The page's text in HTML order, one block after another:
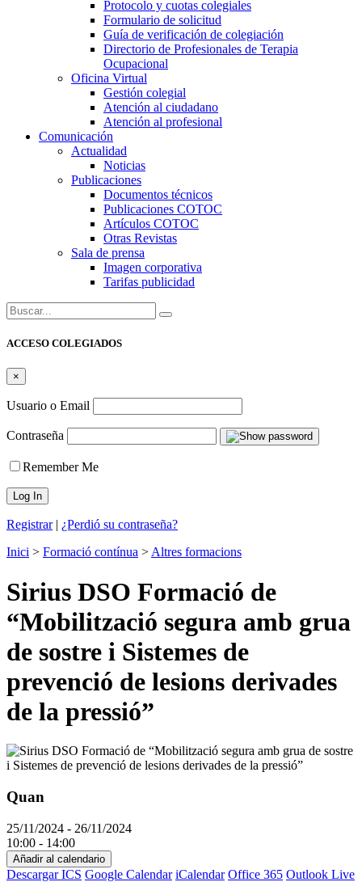
Protocolo y cuotas colegiales
Formulario de solicitud
Guía de verificación de colegiación
Directorio de Profesionales de Terapia
Ocupacional
Oficina Virtual
Gestión colegial
Atención al ciudadano
Atención al profesional
Comunicación
Actualidad
Noticias
Publicaciones
Documentos técnicos
Publicaciones COTOC
Artículos COTOC
Otras Revistas
Sala de prensa
Imagen corporativa
Tarifas publicidad
Buscar:
ACCESO COLEGIADOS
×
Usuario o Email
Contraseña
Remember Me
Registrar| ¿Perdió su contraseña?
Inici > Formació contínua > Altres formacions
Sirius DSO Formació de
“Mobilització segura amb grua
de sostre i Sistemes de
prevenció de lesions derivades
de la pressió”
Quan
25/11/2024 - 26/11/2024
10:00 - 14:00
Añadir al calendario
Descargar ICS Google Calendar iCalendar Office 365 Outlook Live